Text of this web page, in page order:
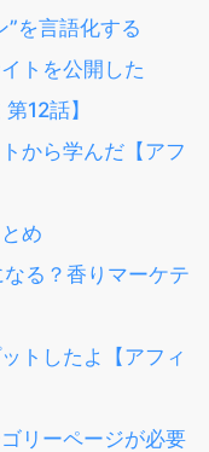
”を言語化する
トを公開した
12話】
から学んだ【アフ
め
る？香りマーケテ
トしたよ【アフィ
リーページが必要